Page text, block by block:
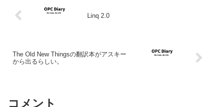
Linq 2.0
The Old New Thingsの翻訳本がアスキー
から出るらしい。
コメント